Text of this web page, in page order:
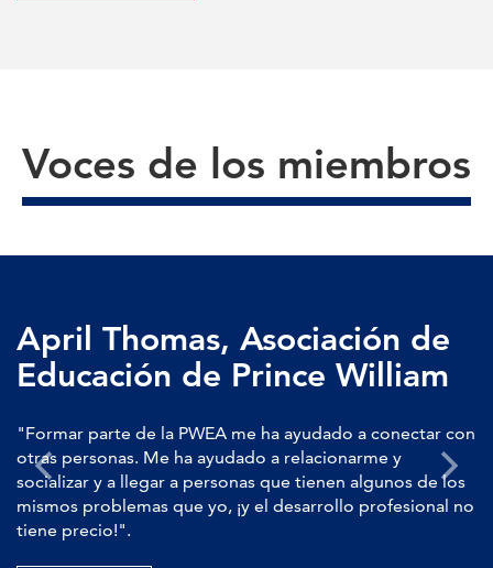
Voces de los miembros
April Thomas, Asociación de
Educación de Prince William
"Formar parte de la PWEA me ha ayudado a conectar con
otras personas. Me ha ayudado a relacionarme y
socializar y a llegar a personas que tienen algunos de los
mismos problemas que yo, ¡y el desarrollo profesional no
tiene precio!".